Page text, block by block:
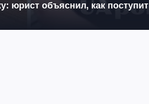
юрист объяснил, как